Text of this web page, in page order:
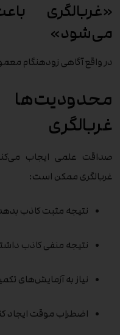
«غربالگری
می‌شود»
در واقع آگاهی زودهنگام
محدودیت‌ها
غربالگری
صداقت علمی ایجاب
غربالگری ممکن است:
نتیجه مثبت کاذب
نتیجه منفی کاذب
نیاز به آزمایش‌های
اضطراب موقت ایجاد